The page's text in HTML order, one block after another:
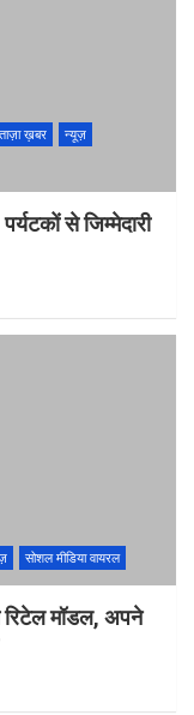
ताज़ा ख़बर
न्यूज़
से जिम्मेदारी
सोशल मीडिया वायरल
मॉडल, अपने